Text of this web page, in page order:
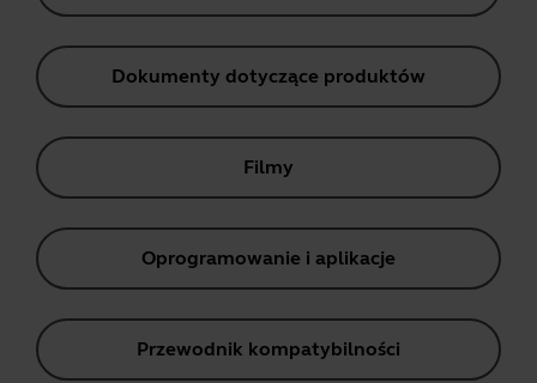
Dokumenty dotyczące produktów
Filmy
Oprogramowanie i aplikacje
Przewodnik kompatybilności